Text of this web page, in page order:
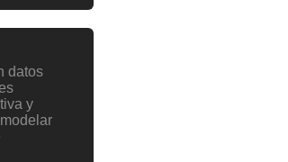
datos
y